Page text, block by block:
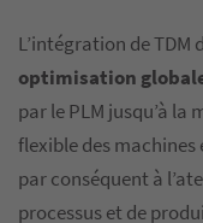
L’intégration de TDM
optimisation
par le PLM jusqu’à
flexible des
par conséquent à
processus et de